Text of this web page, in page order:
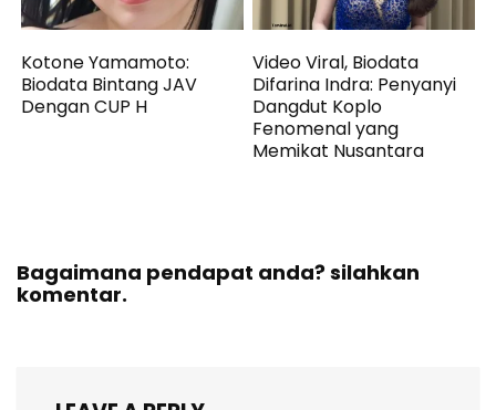
Kotone Yamamoto:
Biodata Bintang JAV
Dengan CUP H
Video Viral, Biodata
Difarina Indra: Penyanyi
Dangdut Koplo
Fenomenal yang
Memikat Nusantara
Bagaimana pendapat anda? silahkan
komentar.